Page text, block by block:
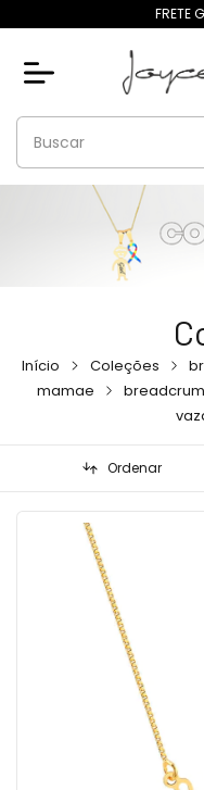
FRETE
Início Coleções
mamae
Ordenar